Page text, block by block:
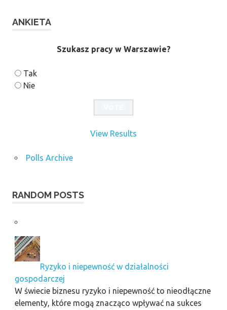
ANKIETA
Szukasz pracy w Warszawie?
Tak
Nie
View Results
Polls Archive
RANDOM POSTS
Ryzyko i niepewność w działalności
gospodarczej
W świecie biznesu ryzyko i niepewność to nieodłączne
elementy, które mogą znacząco wpływać na sukces